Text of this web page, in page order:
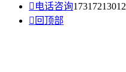
 电话咨询17317213012
 回顶部